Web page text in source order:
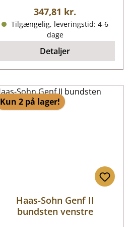
Almindelig pris:
347,81 kr.
Tilgængelig, leveringstid: 4-6
dage
Detaljer
Kun 2 på lager!
Haas-Sohn Genf II
bundsten venstre